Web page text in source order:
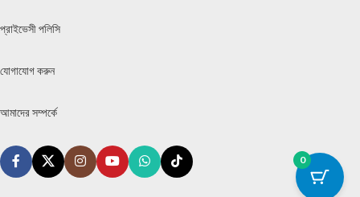
প্রাইভেসী পলিসি
যোগাযোগ করুন
আমাদের সম্পর্কে
0